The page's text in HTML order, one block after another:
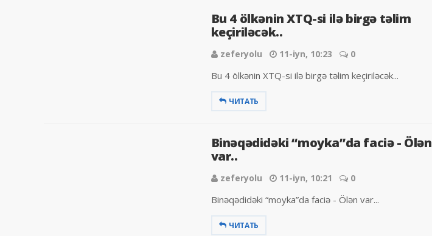
Bu 4 ölkənin XTQ-si ilə birgə təlim
keçiriləcək..
zeferyolu 11-iyn, 10:23 0
Bu 4 ölkənin XTQ-si ilə birgə təlim keçiriləcək...
ЧИТАТЬ
Binəqədidəki “moyka”da faciə - Ölən
var..
zeferyolu 11-iyn, 10:21 0
Binəqədidəki “moyka”da faciə - Ölən var...
ЧИТАТЬ